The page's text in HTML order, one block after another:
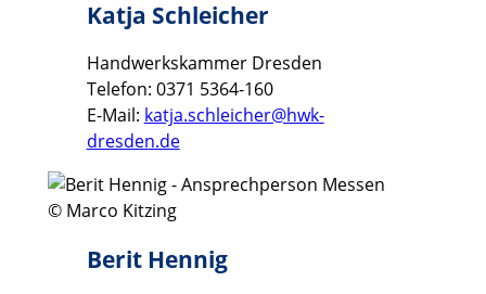
Katja Schleicher
Handwerkskammer Dresden
Telefon: 0371 5364-160
E-Mail: katja.schleicher@hwk-
dresden.de
© Marco Kitzing
Berit Hennig